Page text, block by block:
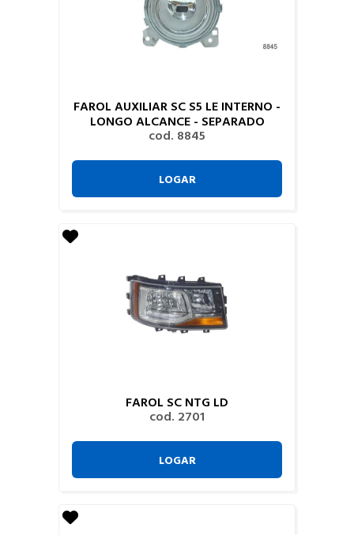
FAROL AUXILIAR SC S5 LE INTERNO -
LONGO ALCANCE - SEPARADO
cod. 8845
LOGAR
FAROL SC NTG LD
cod. 2701
LOGAR